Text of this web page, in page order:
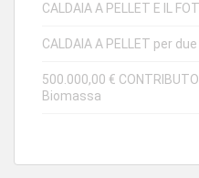
CALDAIA A PELLET E IL
CALDAIA A PELLET per
500.000,00 €
Biomassa